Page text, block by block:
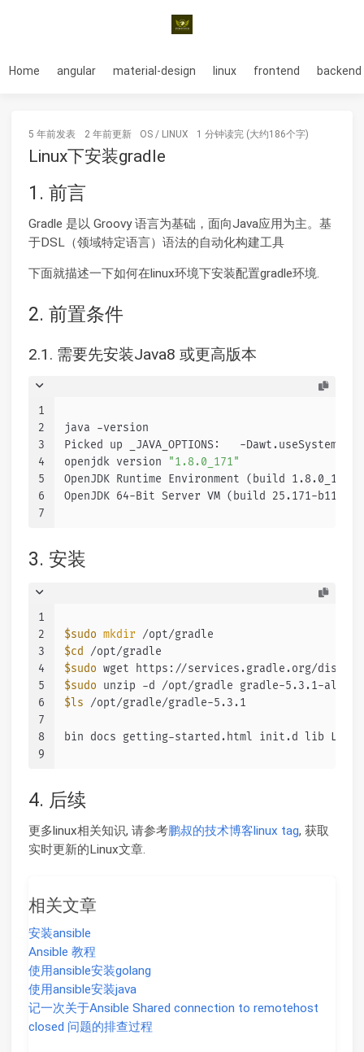
Home angular material-design linux frontend backend
5 年前发表 2 年前更新 OS / LINUX 1 分钟读完 (大约186个字)
Linux下安装gradle
1. 前言
Gradle 是以 Groovy 语言为基础，面向Java应用为主。基
于DSL（领域特定语言）语法的自动化构建工具
下面就描述一下如何在linux环境下安装配置gradle环境.
2. 前置条件
2.1. 需要先安装Java8 或更高版本
1
2
3
4
5
6
7
java -version
Picked up _JAVA_OPTIONS:   -
openjdk version
"1.8.0_171"
OpenJDK Runtime Environment (build 1.8.0_171-
OpenJDK 64-Bit Server VM (build 25.171-b11,
3. 安装
1
2
3
4
5
6
7
8
9
$sudo mkdir /opt/gradle
$cd /opt/gradle
$sudo wget https://services.gradle.org/
$sudo unzip -d /opt/gradle gradle-5.3.1-
$ls /opt/gradle/gradle-5.3.1
bin docs getting-started.html init.d lib
4. 后续
更多linux相关知识, 请参考鹏叔的技术博客linux tag, 获取
实时更新的Linux文章.
相关文章
安装ansible
Ansible 教程
使用ansible安装golang
使用ansible安装java
记一次关于Ansible Shared connection to remotehost
closed 问题的排查过程